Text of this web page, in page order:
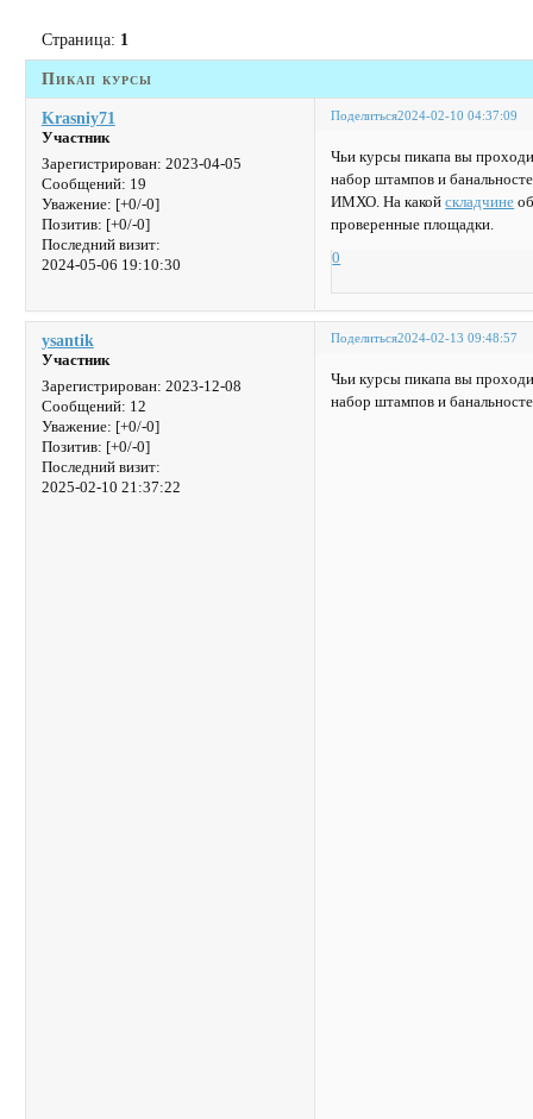
Пикап курсы
Страница: 1
Поделиться2024-02-10 04:37:09
Krasniy71
Участник
Зарегистрирован: 2023-04-05
Сообщений: 19
Уважение: [+0/-0]
Позитив: [+0/-0]
Последний визит:
2024-05-06 19:10:30
Чьи курсы пикапа вы
набор штампов и
ИМХО. На какойскладчине
проверенные площадки.
0
Поделиться2024-02-13 09:48:57
ysantik
Участник
Зарегистрирован: 2023-12-08
Сообщений: 12
Уважение: [+0/-0]
Позитив: [+0/-0]
Последний визит:
2025-02-10 21:37:22
Чьи курсы пикапа вы
набор штампов и